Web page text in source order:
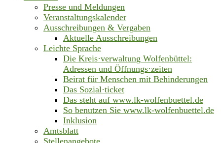
Presse und Meldungen
Veranstaltungskalender
Ausschreibungen & Vergaben
Aktuelle Ausschreibungen
Leichte Sprache
Die Kreis·verwaltung Wolfenbüttel:
Adressen und Öffnungs·zeiten
Beirat für Menschen mit Behinderungen
Das Sozial·ticket
Das steht auf www.lk-wolfenbuettel.de
So benutzen Sie www.lk-wolfenbuettel.de
Inklusion
Amtsblatt
Stellenangebote